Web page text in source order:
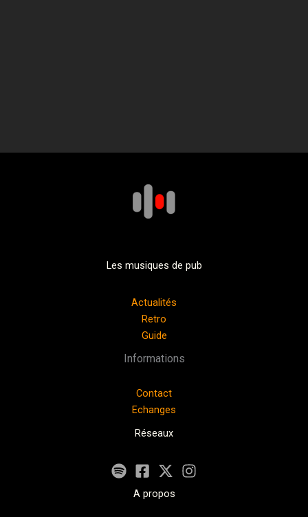
Les musiques de pub
Actualités
Retro
Guide
Informations
Contact
Echanges
Réseaux
A propos